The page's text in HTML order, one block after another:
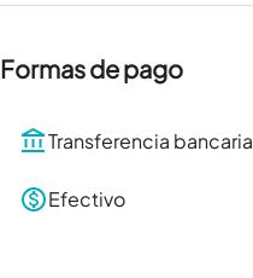
Formas de pago
Transferencia bancaria
Efectivo